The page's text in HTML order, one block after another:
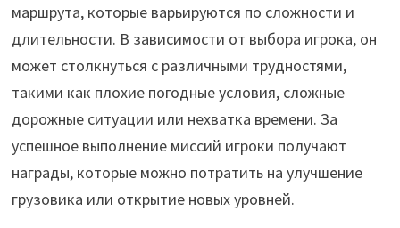
маршрута, которые варьируются по сложности и
длительности. В зависимости от выбора игрока, он
может столкнуться с различными трудностями,
такими как плохие погодные условия, сложные
дорожные ситуации или нехватка времени. За
успешное выполнение миссий игроки получают
награды, которые можно потратить на улучшение
грузовика или открытие новых уровней.